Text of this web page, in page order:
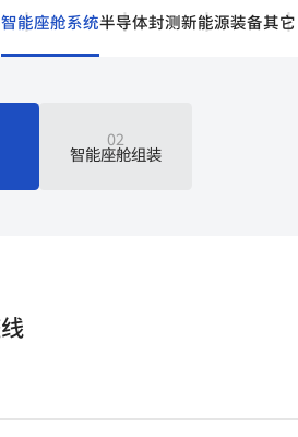
智能座舱系统半导体封测新能源装备其它
02
智能座舱组装